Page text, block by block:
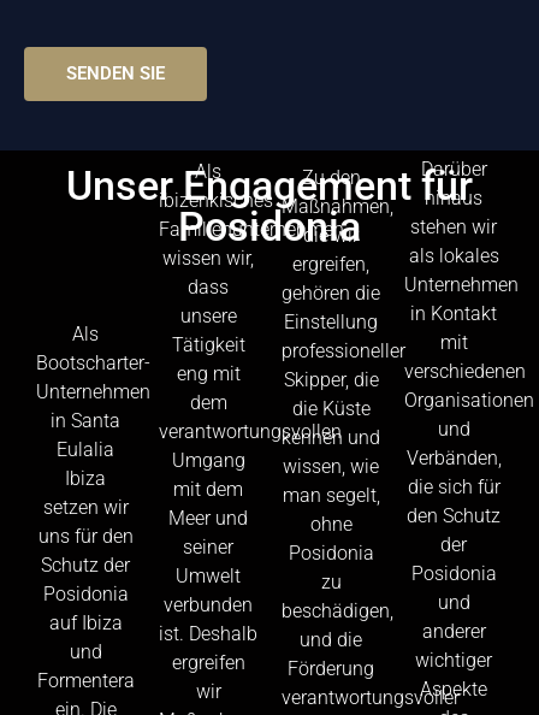
SENDEN SIE
Unser Engagement für
Posidonia
Als
Bootscharter-
Unternehmen
in Santa
Eulalia
Ibiza
setzen wir
uns für den
Schutz der
Posidonia
auf Ibiza
und
Formentera
ein. Die
Als
ibizenkisches
Familienunternehmen
wissen wir,
dass
unsere
Tätigkeit
eng mit
dem
verantwortungsvollen
Umgang
mit dem
Meer und
seiner
Umwelt
verbunden
ist. Deshalb
ergreifen
wir
Zu den
Maßnahmen,
die wir
ergreifen,
gehören die
Einstellung
professioneller
Skipper, die
die Küste
kennen und
wissen, wie
man segelt,
ohne
Posidonia
zu
beschädigen,
und die
Förderung
verantwortungsvoller
Darüber
hinaus
stehen wir
als lokales
Unternehmen
in Kontakt
mit
verschiedenen
Organisationen
und
Verbänden,
die sich für
den Schutz
der
Posidonia
und
anderer
wichtiger
Aspekte